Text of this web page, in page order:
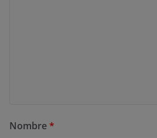
Nombre*